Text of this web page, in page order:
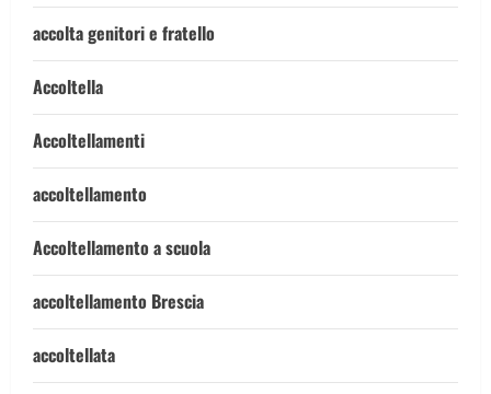
accolta genitori e fratello
Accoltella
Accoltellamenti
accoltellamento
Accoltellamento a scuola
accoltellamento Brescia
accoltellata